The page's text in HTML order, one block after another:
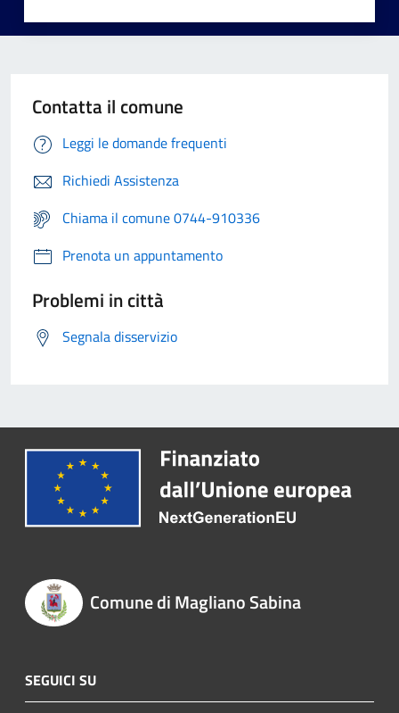
Contatta il comune
Leggi le domande frequenti
Richiedi Assistenza
Chiama il comune 0744-910336
Prenota un appuntamento
Problemi in città
Segnala disservizio
Comune di Magliano Sabina
SEGUICI SU